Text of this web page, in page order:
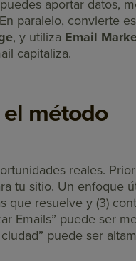
aportar datos,
paralelo, convierte
, y utiliza Email
capitaliza.
método
reales.
tu sitio. Un enfoque
que resuelve y (3)
Emails” puede ser
puede ser